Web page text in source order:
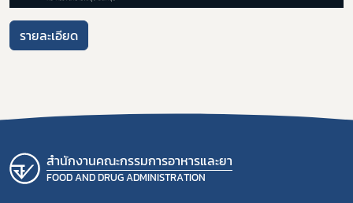
รายละเอียด
สำนักงานคณะกรรมการอาหารและยา
FOOD AND DRUG ADMINISTRATION